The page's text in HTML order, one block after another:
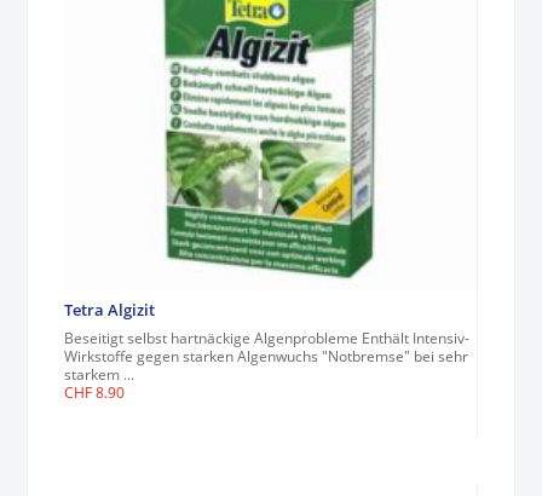
Tetra Algizit
Beseitigt selbst hartnäckige Algenprobleme Enthält Intensiv-
Wirkstoffe gegen starken Algenwuchs "Notbremse" bei sehr
starkem ...
CHF8.90